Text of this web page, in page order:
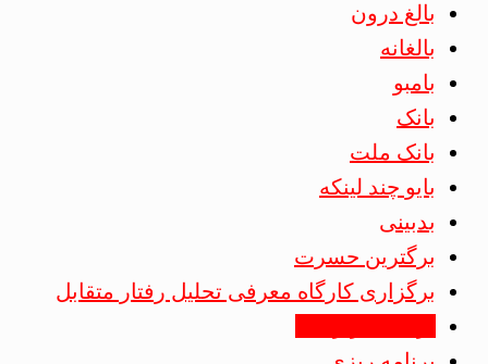
بالغ درون
بالغانه
بامبو
بانک
بانک ملت
بایو چند لینکه
بدبینی
برگترین حسرت
برگزاری کارگاه معرفی تحلیل رفتار متقابل